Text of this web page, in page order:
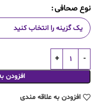
نوع صحافی
افزودن
افزودن به علاقه مندی